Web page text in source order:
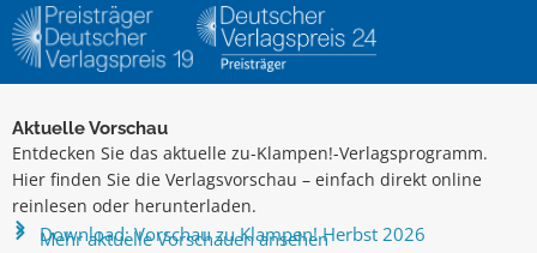
Aktuelle Vorschau
Entdecken Sie das aktuelle zu-Klampen!-Verlagsprogramm.
Hier finden Sie die Verlagsvorschau – einfach direkt online
reinlesen oder herunterladen.
Download: Vorschau zu Klampen! Herbst 2026
Mehr aktuelle Vorschauen ansehen